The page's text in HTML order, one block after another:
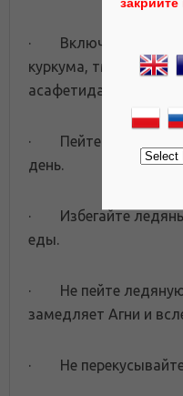
· Включите в свой
куркума, тмин,
асафетида.
· Пейте имбирный
день.
· Избегайте
еды.
· Не пейте ледяную
замедляет Агни и
· Не
закрийте